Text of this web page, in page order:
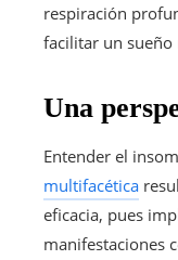
respiración
facilitar un sueño
Una
Entender el
multifacética
eficacia, pues
manifestaciones